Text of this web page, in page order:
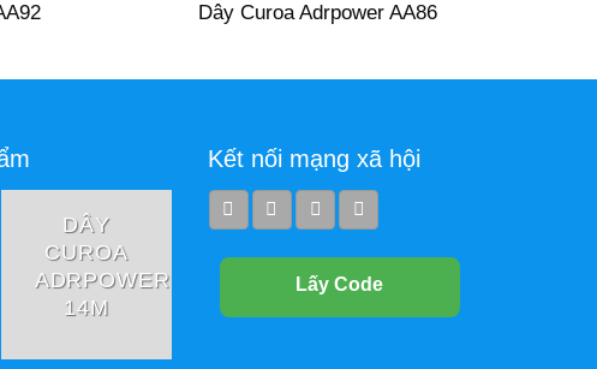
Dây Curoa Adrpower AA86
DÂY
CUROA
ADRPOWER
14M
DÂY
CUROA
ADRPOWER
CUROA
3V
Kết nối mạng xã hội
Lấy Code